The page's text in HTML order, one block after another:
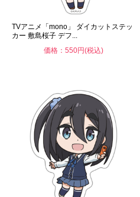
TVアニメ「mono」 ダイカットステッ
カー 敷島桜子 デフ...
価格：550円(税込)